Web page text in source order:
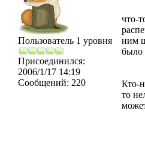
Пользователь 1 уровня
Присоединился:
2006/1/17 14:19
Сообщений: 220
что-
ним
было
Кто-
то